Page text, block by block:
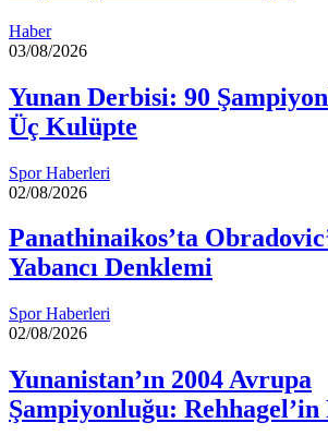
Haber
03/08/2026
Yunan Derbisi: 90
Üç Kulüpte
Spor Haberleri
02/08/2026
Panathinaikos’ta
Yabancı Denklemi
Spor Haberleri
02/08/2026
Yunanistan’ın 2004 Avrupa
Şampiyonluğu: Rehhagel’in